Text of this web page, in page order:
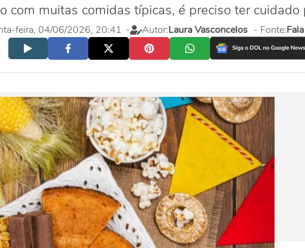
com muitas comidas típicas, é preciso ter
feira, 04/06/2026, 20:41 - Autor:Laura Vasconcelos - Fonte: